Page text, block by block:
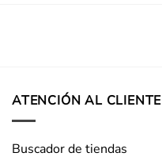
ATENCIÓN AL CLIENTE
Buscador de tiendas